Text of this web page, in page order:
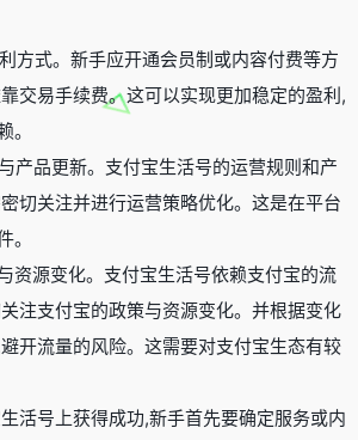
方式。新手应开通会员制或内容付费等方
交易手续费。这可以实现更加稳定的盈利,
。
产品更新。支付宝生活号的运营规则和产
切关注并进行运营策略优化。这是在平台
。
资源变化。支付宝生活号依赖支付宝的流
注支付宝的政策与资源变化。并根据变化
开流量的风险。这需要对支付宝生态有较
活号上获得成功,新手首先要确定服务或内